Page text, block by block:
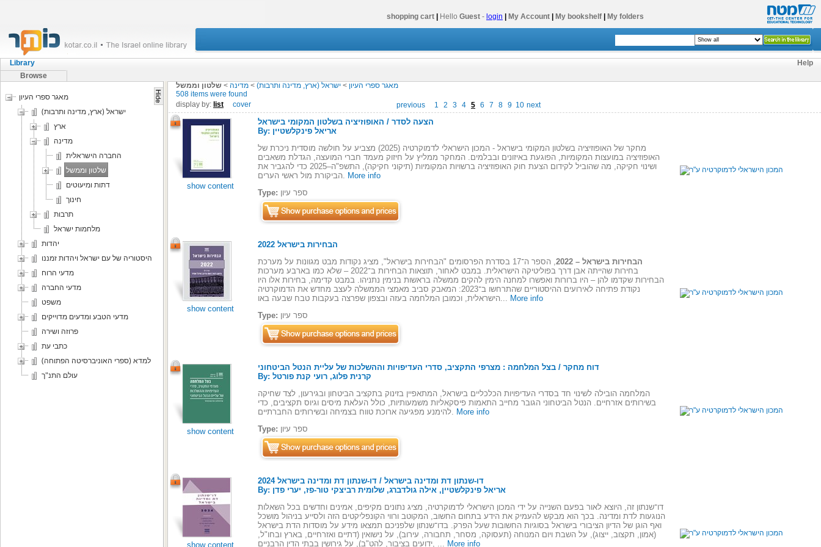
shopping cart Hello Guest - login My Account My bookshelf My folders
Library
Help
Browse
מאגר ספרי העיון
ישראל (ארץ, מדינה ותרבות)
ארץ
מדינה
החברה הישראלית
שלטון וממשל
דתות ומיעוטים
חינוך
תרבות
מלחמות ישראל
יהדות
היסטוריה של עם ישראל ויהדות זמננו
מדעי הרוח
מדעי החברה
משפט
מדעי הטבע ומדעים מדוייקים
פרוזה ושירה
כתבי עת
למדא (ספרי האוניברסיטה הפתוחה)
עולם התנ"ך
מאגר ספרי העיון > ישראל (ארץ, מדינה ותרבות) > מדינה > שלטון וממשל
508 items were found
display by: list cover previous 1 2 3 4 5 6 7 8 9 10 next
show content
הצעה לסדר / האופוזיציה בשלטון המקומי בישראל
By: אריאל פינקלשטיין
מחקר של האופוזיציה בשלטון המקומי בישראל - המכון הישראלי לדמוקרטיה (2025) מצביע על חולשה מוסדית ניכרת של
האופוזיציה במועצות המקומיות, הפוגעת באיזונים ובבלמים. המחקר ממליץ על חיזוק מעמד חברי המועצה, הגדלת משאבים
ושינוי חקיקה, מה שהוביל לקידום הצעת חוק האופוזיציה ברשויות המקומיות (תיקוני חקיקה), התשפ"ה–2025 כדי להגביר את
הביקורת מול ראשי הערים. More info
Type: ספר עיון
show content
הבחירות בישראל 2022
הבחירות בישראל – 2022
, הספר ה־17 בסדרת הפרסומים "הבחירות בישראל", מציג נקודות מבט מגוונות על מערכת
בחירות שהייתה אבן דרך בפוליטיקה הישראלית. במבט לאחור, תוצאות הבחירות ב־2022 – שלא כמו בארבע מערכות
הבחירות שקדמו להן – היו ברורות ואפשרו למחנה הימין להקים ממשלה בראשות בנימין נתניהו. במבט קדימה, בחירות אלו היו
נקודת פתיחה לאירועים ההיסטוריים שהתרחשו ב־2023: המאבק סביב מאמצי הממשלה לעצב מחדש את הדמוקרטיה
הישראלית, וכמובן המלחמה בעזה ובצפון שפרצה בעקבות טבח שבעה באו... More info
Type: ספר עיון
show content
דוח מחקר / בצל המלחמה : מצרפי התקציב, סדרי העדיפויות וההשלכות של עליית הנטל הביטחוני
By: קרנית פלוג, רועי קנת פורטל
המלחמה הובילה לשינוי חד בסדרי העדיפויות הכלכליים בישראל, המתאפיין בזינוק בתקציב הביטחון ובגירעון, לצד שחיקה
בשירותים אזרחיים. הנטל הביטחוני הגובר מחייב התאמות פיסקאליות משמעותיות, כולל העלאת מיסים וגיוס תקציבים, כדי
להימנע מפגיעה ארוכת טווח בצמיחה ובשירותים החברתיים. More info
Type: ספר עיון
show content
דו-שנתון דת ומדינה בישראל / דו-שנתון דת ומדינה בישראל 2024
By: אריאל פינקלשטיין, אילה גולדברג, שלומית רביצקי טור-פז, יערי פדן
דו־שנתון זה, היוצא לאור בפעם השנייה על ידי המכון הישראלי לדמוקרטיה, מציג נתונים מקיפים, אמינים וחדשים בכל השאלות
הנוגעות לדת ומדינה. בכך הוא מבקש להעמיק את הידע בתחום החשוב, המקוטב ורווי הקונפליקטים הזה ולסייע בניהול מושכל
ואף הוגן של הדיון הציבורי בישראל בסוגיות החשובות שעל הפרק. בדו־שנתון שלפניכם תמצאו מידע על מוסדות הדת בישראל
(אמון, תקצוב, ייצוג), על השבת ויום המנוחה (תעסוקה, מסחר, תחבורה, עירוב), על נישואין (דתיים ואזרחיים, בארץ ובחו"ל,
ידועים בציבור, להט"ב), על גירושין בבתי הדין הרבניים, ... More info